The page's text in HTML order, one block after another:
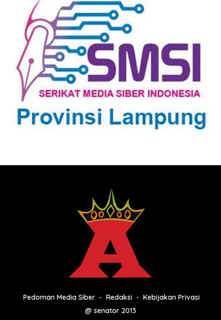
Pedoman Media Siber Redaksi
Kebijakan Privasi
@ senator 2013